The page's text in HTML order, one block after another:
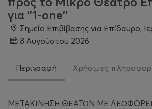
για ''1-one''
Σημείο Επιβίβασης για Επίδαυρο, Ιερά Οδός 150,
8 Αυγούστου 2026
Περιγραφή Χρήσιμες
ΜΕΤΑΚΙΝΗΣΗ ΘΕΑΤΩΝ ΜΕ